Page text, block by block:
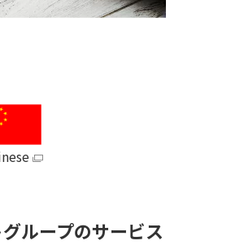
ループのサービス